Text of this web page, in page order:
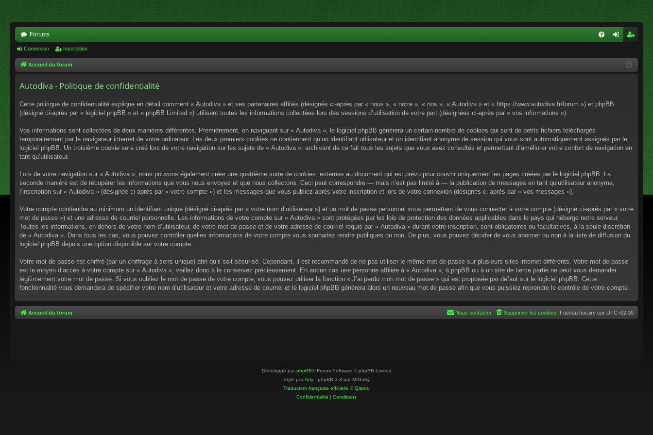
Forums
cri
Connexion Inscription
Accueil du forum
Autodiva - Politique de confidentialité
Cette politique de confidentialité explique en détail comment « Autodiva » et ses partenaires affiliés (désignés ci-après par « nous », « notre », « nos », « Autodiva » et « https://www.autodiva.fr/forum ») et phpBB
(désigné ci-après par « logiciel phpBB » et « phpBB Limited ») utilisent toutes les informations collectées lors des sessions d’utilisation de votre part (désignées ci-après par « vos informations »).
Vos informations sont collectées de deux manières différentes. Premièrement, en naviguant sur « Autodiva », le logiciel phpBB génèrera un certain nombre de cookies qui sont de petits fichiers téléchargés
temporairement par le navigateur internet de votre ordinateur. Les deux premiers cookies ne contiennent qu’un identifiant utilisateur et un identifiant anonyme de session qui vous sont automatiquement assignés par le
logiciel phpBB. Un troisième cookie sera créé lors de votre navigation sur les sujets de « Autodiva », archivant de ce fait tous les sujets que vous avez consultés et permettant d’améliorer votre confort de navigation en
tant qu’utilisateur.
Lors de votre navigation sur « Autodiva », nous pouvons également créer une quatrième sorte de cookies, externes au document qui est prévu pour couvrir uniquement les pages créées par le logiciel phpBB. La
seconde manière est de récupérer les informations que vous nous envoyez et que nous collectons. Ceci peut correspondre — mais n’est pas limité à — la publication de messages en tant qu’utilisateur anonyme,
l’inscription sur « Autodiva » (désignée ci-après par « votre compte ») et les messages que vous publiez après votre inscription et lors de votre connexion (désignés ci-après par « vos messages »).
Votre compte contiendra au minimum un identifiant unique (désigné ci-après par « votre nom d’utilisateur ») et un mot de passe personnel vous permettant de vous connecter à votre compte (désigné ci-après par « votre
mot de passe ») et une adresse de courriel personnelle. Les informations de votre compte sur « Autodiva » sont protégées par les lois de protection des données applicables dans le pays qui héberge notre serveur.
Toutes les informations, en-dehors de votre nom d’utilisateur, de votre mot de passe et de votre adresse de courriel requis par « Autodiva » durant votre inscription, sont obligatoires ou facultatives, à la seule discrétion
de « Autodiva ». Dans tous les cas, vous pouvez contrôler quelles informations de votre compte vous souhaitez rendre publiques ou non. De plus, vous pouvez décider de vous abonner ou non à la liste de diffusion du
logiciel phpBB depuis une option disponible sur votre compte.
Votre mot de passe est chiffré (par un chiffrage à sens unique) afin qu’il soit sécurisé. Cependant, il est recommandé de ne pas utiliser le même mot de passe sur plusieurs sites internet différents. Votre mot de passe
est le moyen d’accès à votre compte sur « Autodiva », veillez donc à le conservez précieusement. En aucun cas une personne affiliée à « Autodiva », à phpBB ou à un site de tierce partie ne peut vous demander
légitimement votre mot de passe. Si vous oubliez le mot de passe de votre compte, vous pouvez utiliser la fonction « J’ai perdu mon mot de passe » qui est proposée par défaut sur le logiciel phpBB. Cette
fonctionnalité vous demandera de spécifier votre nom d’utilisateur et votre adresse de courriel et le logiciel phpBB générera alors un nouveau mot de passe afin que vous puissiez reprendre le contrôle de votre compte.
Accueil du forum Fuseau horaire sur UTC+02:00
Supprimer les cookies
Nous contacter
Développé par phpBB® Forum Software © phpBB Limited
Style par Arty - phpBB 3.3 par MrGaby
Traduction française officielle ©Qiaeru
Confidentialité | Conditions